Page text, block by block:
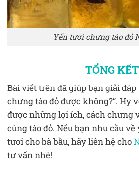
Yến tươi chưng táo đỏ
TỔNG KẾT
Bài viết trên đã giúp bạn giải
chưng táo đỏ được không?”. Hy
được những lợi ích, cách chưng
cùng táo đỏ. Nếu bạn nhu cầu
tươi cho bà bầu, hãy liên hệ cho
tư vấn nhé!